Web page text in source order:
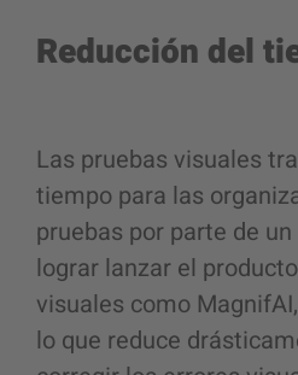
Reducción del
Las pruebas visuales
tiempo para las
pruebas por parte de
lograr lanzar el
visuales como
lo que reduce